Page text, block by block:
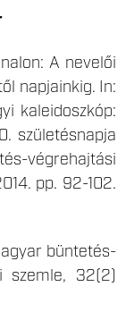
A nevelői
napjainkig. In:
kaleidoszkóp:
születésnapja
végrehajtási
pp. 92-102.
büntetés-
szemle, 32(2)